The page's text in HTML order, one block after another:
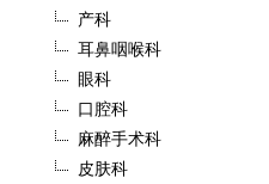
产科
耳鼻咽喉科
眼科
口腔科
麻醉手术科
皮肤科